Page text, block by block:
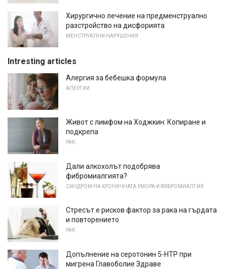
Хирургично лечение на предменструално
разстройство на дисфорията
МЕНСТРУАЛНИ НАРУШЕНИЯ
Intresting articles
Алергия за бебешка формула
АЛЕРГИИ
Живот с лимфом на Ходжкин: Копиране и
подкрепа
РАК
Дали алкохолът подобрява
фибромиалгията?
СИНДРОМ НА ХРОНИЧНАТА УМОРА И ФИБРОМИАЛГИЯ
Стресът е рисков фактор за рака на гърдата
и повторението
РАК
Допълнение на серотонин 5-HTP при
мигрена Главоболие Здраве